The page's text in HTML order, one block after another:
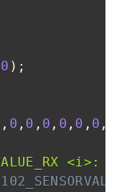
) ;
, 0 , 0 , 0 , 0 , 0 , 0 ,
<i>: "